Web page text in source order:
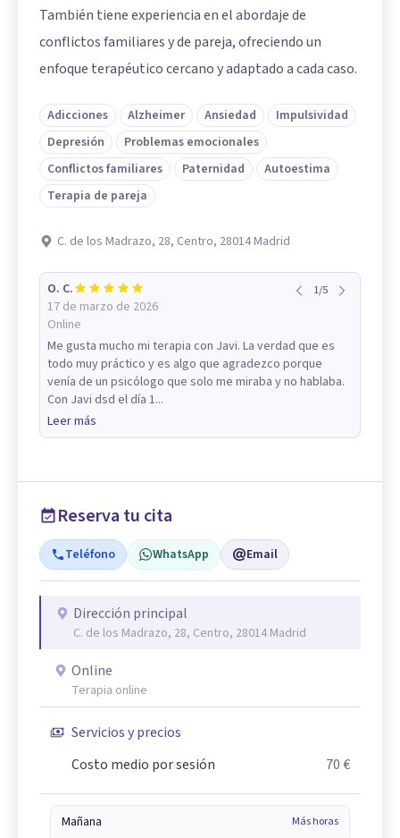
También tiene experiencia en el abordaje de
conflictos familiares y de pareja, ofreciendo un
enfoque terapéutico cercano y adaptado a cada caso.
Adicciones Alzheimer Ansiedad
Impulsividad
Depresión
Problemas emocionales
Conflictos familiares
Paternidad
Autoestima
Terapia de pareja
C. de los Madrazo, 28, Centro, 28014 Madrid
O. C.
17 de marzo de 2026
Online
1/5
Me gusta mucho mi terapia con Javi. La verdad que es
todo muy práctico y es algo que agradezco porque
venía de un psicólogo que solo me miraba y no hablaba.
Con Javi dsd el día 1...
Leer más
Reserva tu cita
Teléfono WhatsApp Email
Dirección principal
C. de los Madrazo, 28, Centro, 28014 Madrid
Online
Terapia online
Servicios y precios
Costo medio por sesión
70 €
Mañana Más horas